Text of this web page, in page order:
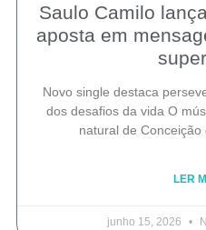
Saulo Camilo
aposta em
Novo single destaca
dos desafios da vida O
natural de
LER
junho 15, 2026